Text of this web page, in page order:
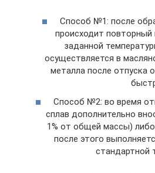
Способ №1: после
происходит повторный
заданной
осуществляется в
металла после отпуска
Способ №2: во время
сплав дополнительно
1% от общей массы)
после этого
стандартной